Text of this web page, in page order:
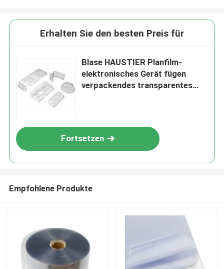
Erhalten Sie den besten Preis für
Blase HAUSTIER Planfilm-
elektronisches Gerät fügen
verpackendes transparentes
Fortsetzen
Empfohlene Produkte